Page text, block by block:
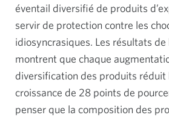
éventail diversifié de produits
servir de protection contre les
idiosyncrasiques. Les résultats de
montrent que chaque
diversification des produits réduit
croissance de 28 points de
penser que la composition des